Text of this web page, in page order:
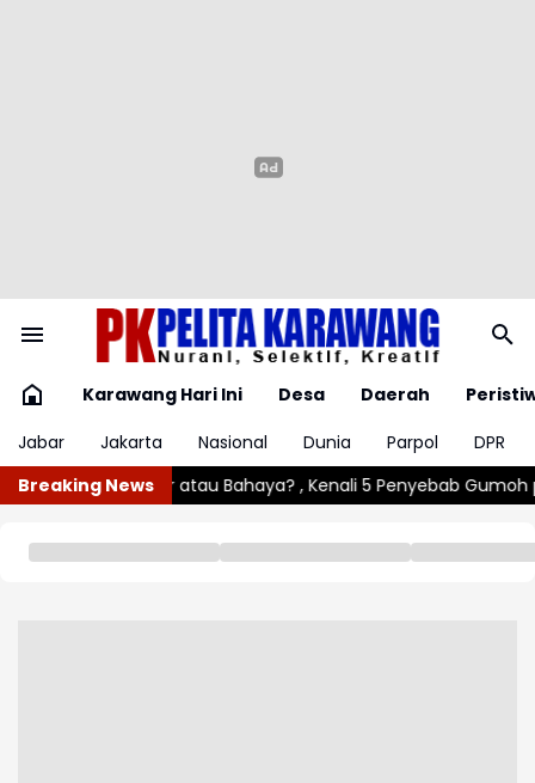
Karawang Hari Ini Desa Daerah
Jabar
Jakarta Nasional Dunia Parpol
DPR
Breaking News
5 Penyebab Gumoh pada Bayi Angin Kencang Rusak